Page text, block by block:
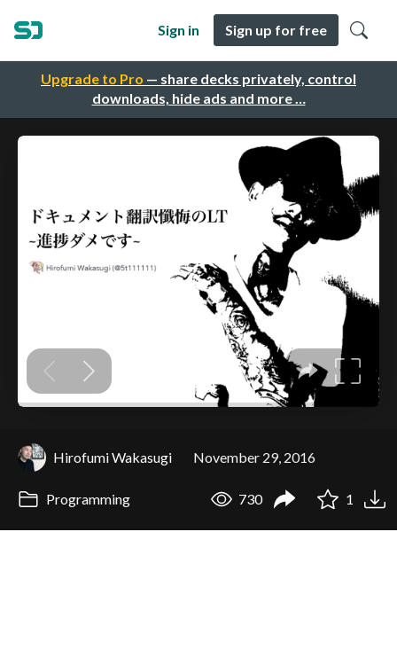
Upgrade to Pro — share decks privately, control
downloads, hide ads and more …
Sign in Sign up for free
Hirofumi Wakasugi November 29, 2016
Programming 730 1